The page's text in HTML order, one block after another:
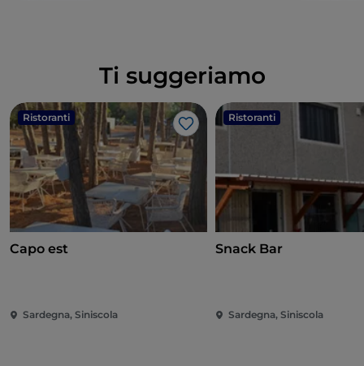
Ti suggeriamo
Ristoranti
Like
Capo est
Sardegna, Siniscola
Ristoranti
Snack Bar
Sardegna, Siniscola